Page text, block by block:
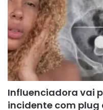
Influenciadora vai
incidente com plug